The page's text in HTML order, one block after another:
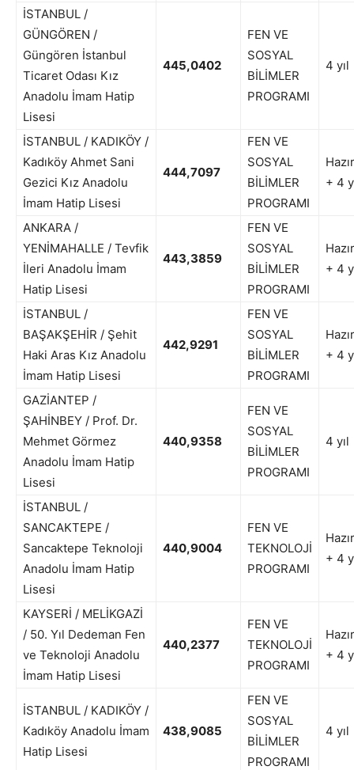
İSTANBUL /
GÜNGÖREN /
Güngören İstanbul
Ticaret Odası Kız
Anadolu İmam Hatip
Lisesi
445,0402
FEN VE
SOSYAL
BİLİMLER
PROGRAMI
4 yıl
İSTANBUL / KADIKÖY /
Kadıköy Ahmet Sani
Gezici Kız Anadolu
İmam Hatip Lisesi
444,7097
FEN VE
SOSYAL
BİLİMLER
PROGRAMI
+ 4
ANKARA /
YENİMAHALLE / Tevfik
İleri Anadolu İmam
Hatip Lisesi
443,3859
FEN VE
SOSYAL
BİLİMLER
PROGRAMI
+ 4
İSTANBUL /
BAŞAKŞEHİR / Şehit
Haki Aras Kız Anadolu
İmam Hatip Lisesi
442,9291
FEN VE
SOSYAL
BİLİMLER
PROGRAMI
+ 4
GAZİANTEP /
ŞAHİNBEY / Prof. Dr.
Mehmet Görmez
Anadolu İmam Hatip
Lisesi
440,9358
FEN VE
SOSYAL
BİLİMLER
PROGRAMI
4 yıl
İSTANBUL /
SANCAKTEPE /
Sancaktepe Teknoloji
Anadolu İmam Hatip
Lisesi
440,9004
FEN VE
TEKNOLOJİ
PROGRAMI
+ 4
KAYSERİ / MELİKGAZİ
/ 50. Yıl Dedeman Fen
ve Teknoloji Anadolu
İmam Hatip Lisesi
440,2377
FEN VE
TEKNOLOJİ
PROGRAMI
+ 4
İSTANBUL / KADIKÖY /
Kadıköy Anadolu İmam
Hatip Lisesi
438,9085
FEN VE
SOSYAL
BİLİMLER
PROGRAMI
4 yıl